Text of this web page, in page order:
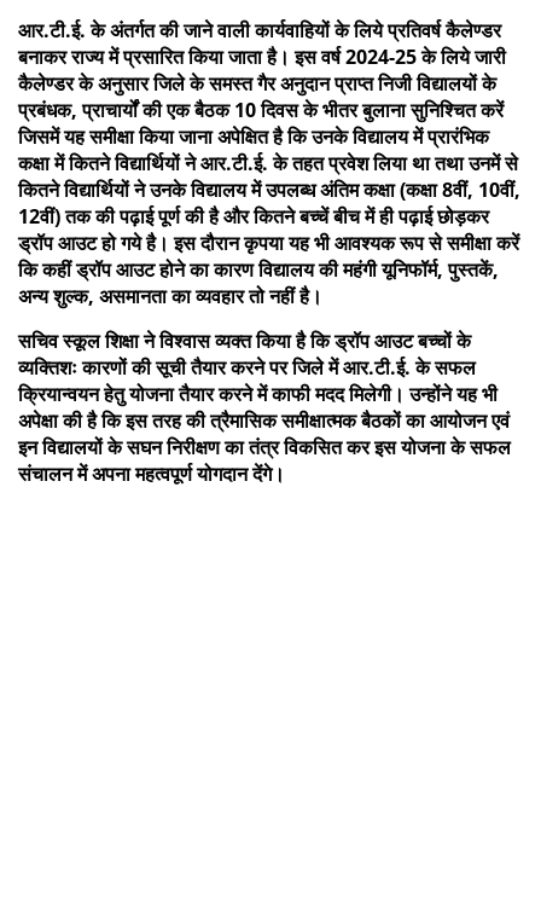
आर.टी.ई. के अंतर्गत की जाने वाली कार्यवाहियों के लिये प्रतिवर्ष कैलेण्डर
बनाकर राज्य में प्रसारित किया जाता है। इस वर्ष 2024-25 के लिये जारी
कैलेण्डर के अनुसार जिले के समस्त गैर अनुदान प्राप्त निजी विद्यालयों के
प्रबंधक, प्राचार्यों की एक बैठक 10 दिवस के भीतर बुलाना सुनिश्चित करें
जिसमें यह समीक्षा किया जाना अपेक्षित है कि उनके विद्यालय में प्रारंभिक
कक्षा में कितने विद्यार्थियों ने आर.टी.ई. के तहत प्रवेश लिया था तथा उनमें से
कितने विद्यार्थियों ने उनके विद्यालय में उपलब्ध अंतिम कक्षा (कक्षा 8वीं, 10वीं,
12वीं) तक की पढ़ाई पूर्ण की है और कितने बच्चें बीच में ही पढ़ाई छोड़कर
ड्रॉप आउट हो गये है। इस दौरान कृपया यह भी आवश्यक रूप से समीक्षा करें
कि कहीं ड्रॉप आउट होने का कारण विद्यालय की महंगी यूनिफॉर्म, पुस्तकें,
अन्य शुल्क, असमानता का व्यवहार तो नहीं है।
सचिव स्कूल शिक्षा ने विश्वास व्यक्त किया है कि ड्रॉप आउट बच्चों के
व्यक्तिशः कारणों की सूची तैयार करने पर जिले में आर.टी.ई. के सफल
क्रियान्वयन हेतु योजना तैयार करने में काफी मदद मिलेगी। उन्होंने यह भी
अपेक्षा की है कि इस तरह की त्रैमासिक समीक्षात्मक बैठकों का आयोजन एवं
इन विद्यालयों के सघन निरीक्षण का तंत्र विकसित कर इस योजना के सफल
संचालन में अपना महत्वपूर्ण योगदान देंगे।